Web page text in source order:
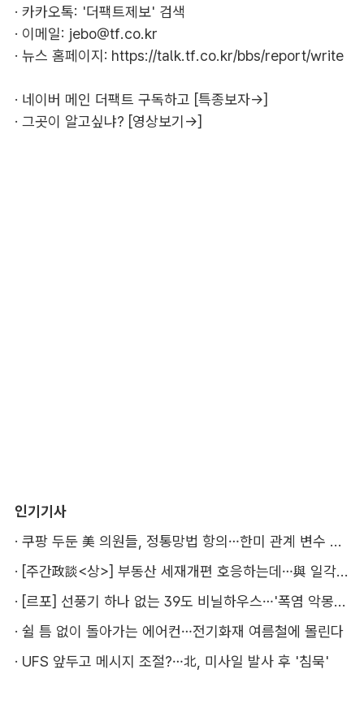
· 카카오톡: '더팩트제보' 검색
· 이메일: jebo@tf.co.kr
· 뉴스 홈페이지: https://talk.tf.co.kr/bbs/report/write
· 네이버 메인 더팩트 구독하고 [특종보자→]
· 그곳이 알고싶냐? [영상보기→]
인기기사
·
쿠팡 두둔 美 의원들, 정통망법 항의…한미 관계 변수 될까
·
[주간政談<상>] 부동산 세재개편 호응하는데…與 일각의 속내
·
[르포] 선풍기 하나 없는 39도 비닐하우스…'폭염 악몽' 꾸는 이주노동자
· 쉴 틈 없이 돌아가는 에어컨…전기화재 여름철에 몰린다
· UFS 앞두고 메시지 조절?…北, 미사일 발사 후 '침묵'